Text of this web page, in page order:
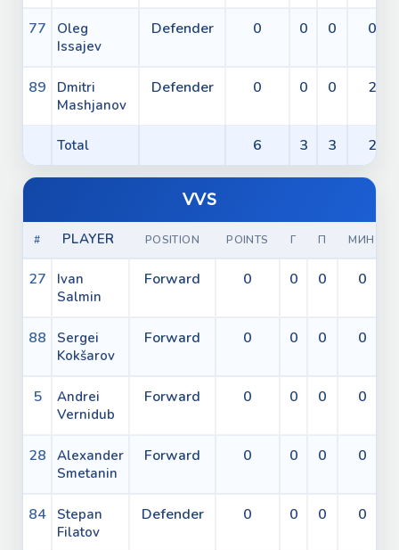
77
Oleg
Issajev
Defender 0 0 0 0
89
Dmitri
Mashjanov
Defender 0 0 0 2
Total 6 3 3 2
VVS
# PLAYER POSITION POINTS Г П МИН
27
Ivan
Salmin
Forward 0 0 0 0
88
Sergei
Kokšarov
Forward 0 0 0 0
5
Andrei
Vernidub
Forward 0 0 0 0
28
Alexander
Smetanin
Forward 0 0 0 0
84
Stepan
Filatov
Defender 0 0 0 0